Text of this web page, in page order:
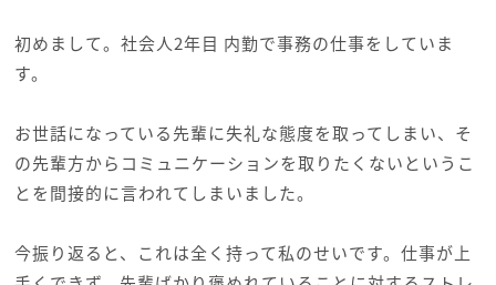
初めまして。社会人2年目 内勤で事務の仕事をしていま
す。
お世話になっている先輩に失礼な態度を取ってしまい、そ
の先輩方からコミュニケーションを取りたくないというこ
とを間接的に言われてしまいました。
今振り返ると、これは全く持って私のせいです。仕事が上